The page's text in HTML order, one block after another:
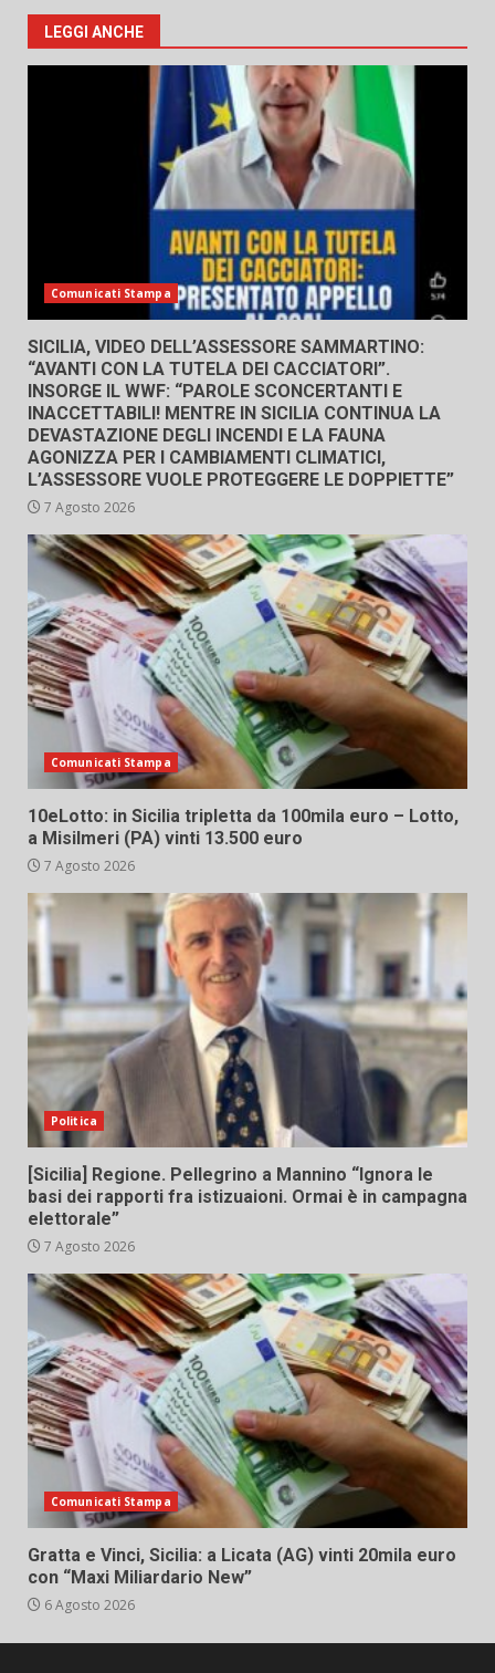
LEGGI ANCHE
Comunicati Stampa
SICILIA, VIDEO DELL’ASSESSORE SAMMARTINO:
“AVANTI CON LA TUTELA DEI CACCIATORI”.
INSORGE IL WWF: “PAROLE SCONCERTANTI E
INACCETTABILI! MENTRE IN SICILIA CONTINUA LA
DEVASTAZIONE DEGLI INCENDI E LA FAUNA
AGONIZZA PER I CAMBIAMENTI CLIMATICI,
L’ASSESSORE VUOLE PROTEGGERE LE DOPPIETTE”
7 Agosto 2026
Comunicati Stampa
10eLotto: in Sicilia tripletta da 100mila euro – Lotto,
a Misilmeri (PA) vinti 13.500 euro
7 Agosto 2026
Politica
[Sicilia] Regione. Pellegrino a Mannino “Ignora le
basi dei rapporti fra istizuaioni. Ormai è in campagna
elettorale”
7 Agosto 2026
Comunicati Stampa
Gratta e Vinci, Sicilia: a Licata (AG) vinti 20mila euro
con “Maxi Miliardario New”
6 Agosto 2026